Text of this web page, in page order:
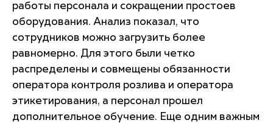
работы персонала и сокращении простоев
оборудования. Анализ показал, что
сотрудников можно загрузить более
равномерно. Для этого были четко
распределены и совмещены обязанности
оператора контроля розлива и оператора
этикетирования, а персонал прошел
дополнительное обучение. Еще одним важным